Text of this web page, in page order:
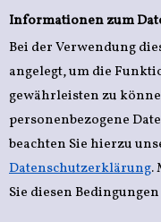
Einfache Suche
Informationen zum
Bei der Verwendung
angelegt, um die
gewährleisten zu
personenbezogene
beachten Sie hierzu
Datenschutzerklärung.
Sie diesen
Zur Detailanzeige